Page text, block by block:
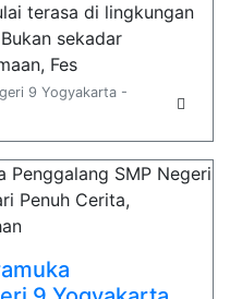
terasa di lingkungan
sekadar
Fes
9 Yogyakarta -